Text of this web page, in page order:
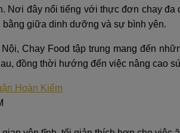
Nơi đây nổi tiếng với thực đơn chay đa
giữa dinh dưỡng và sự bình yên.
Chay Food tập trung mang đến
đồng thời hướng đến việc nâng cao
Hoàn Kiếm